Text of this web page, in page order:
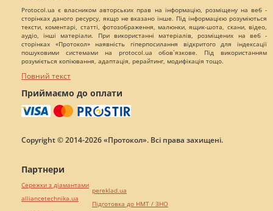
Protocol.ua є власником авторських прав на інформацію, розміщену на веб -
сторінках даного ресурсу, якщо не вказано інше. Під інформацією розуміються
тексти, коментарі, статті, фотозображення, малюнки, ящик-шота, скани, відео,
аудіо, інші матеріали. При використанні матеріалів, розміщених на веб -
сторінках «Протокол» наявність гіперпосилання відкритого для індексації
пошуковими системами на protocol.ua обов`язкове. Під використанням
розуміється копіювання, адаптація, рерайтинг, модифікація тощо.
Повний текст
Приймаємо до оплати
Copyright © 2014-2026 «Протокол». Всі права захищені.
Партнери
Сережки з діамантами
alliancetechnika.ua
pereklad.ua
Підготовка до НМТ / ЗНО